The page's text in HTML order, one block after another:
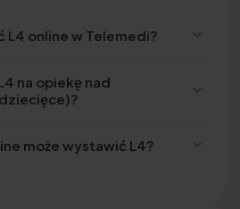
L4 online w Telemedi?
na opiekę nad
może wystawić L4?